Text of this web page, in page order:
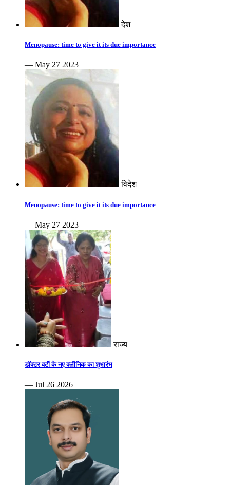
देश
Menopause: time to give it its due importance
— May 27 2023
विदेश
Menopause: time to give it its due importance
— May 27 2023
राज्य
डॉक्टर वर्टी के नए क्लीनिक का शुभारंभ
— Jul 26 2026